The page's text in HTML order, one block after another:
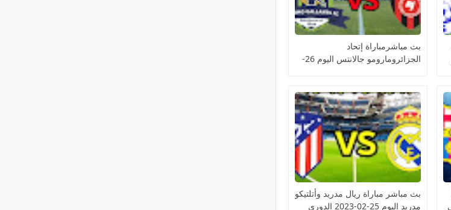
بث مباشرمباراة إتحاد
الجزائرومارومو جالانتس اليوم 26-
بث مباشر مباراة ريال مدريد وأتلتيكو
مدريد اليوم 25-02-2023 الدوري